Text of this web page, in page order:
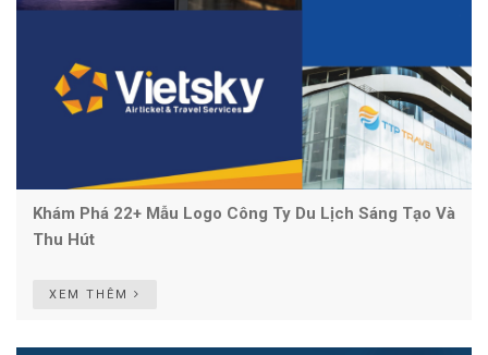
Khám Phá 22+ Mẫu Logo Công Ty Du Lịch Sáng Tạo Và
Thu Hút
XEM THÊM